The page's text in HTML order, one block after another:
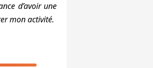
d’avoir une
mon activité.